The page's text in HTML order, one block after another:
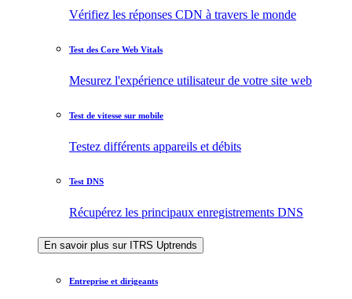
Vérifiez les réponses CDN à travers le monde
Test des Core Web Vitals
Mesurez l'expérience utilisateur de votre site web
Test de vitesse sur mobile
Testez différents appareils et débits
Test DNS
Récupérez les principaux enregistrements DNS
En savoir plus sur ITRS Uptrends
Entreprise et dirigeants